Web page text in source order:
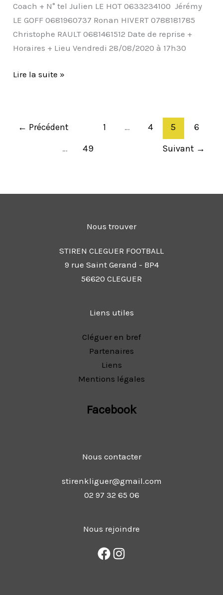
Coach + N° tel Julien LE HOT 0633234100 Jérémy
LE GOFF 0681960737 Ronan HIVERT 0788181785
Christophe RAULT 0681461512 Date de reprise +
Horaires + Lieu Vendredi 28/08/2020 à 17h30
Lire la suite »
← Précédent 1 … 4 5
6
…
49 Suivant →
Nous trouver
STIREN CLEGUER FOOTBALL
9 rue Saint Gerand - BP4
56620 CLEGUER
Liens utiles
Cléguer en bref
Partenaires
Liens
Mentions légales
Facebook
Nous contacter
stirenkliguer@gmail.com
02 97 32 65 06
Nous rejoindre